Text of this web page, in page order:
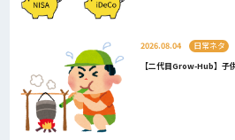
2026.08.04
日常ネタ
【二代目Grow-Hub】子